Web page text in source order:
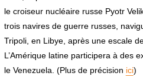
le croiseur nucléaire russe Pyotr
trois navires de guerre russes,
Tripoli, en Libye, après une escale
L’Amérique latine participera à des
le Venezuela. (Plus de précision ici)